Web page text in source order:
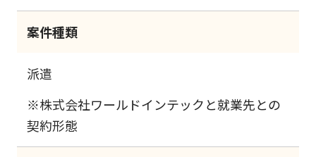
案件種類
派遣
※株式会社ワールドインテックと就業先との
契約形態